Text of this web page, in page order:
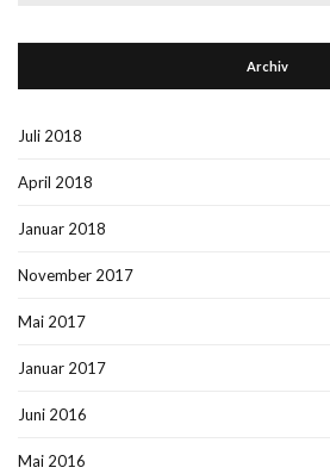
Archiv
Juli 2018
April 2018
Januar 2018
November 2017
Mai 2017
Januar 2017
Juni 2016
Mai 2016